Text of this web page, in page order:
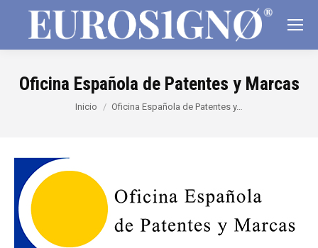
Oficina Española de Patentes y Marcas
Estás aquí:
Inicio Oficina Española de Patentes y…